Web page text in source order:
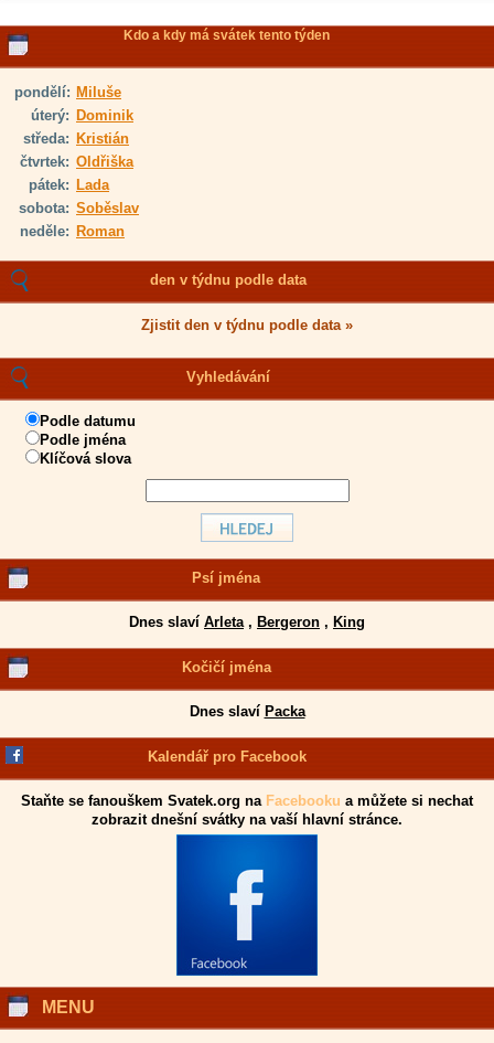
Kdo a kdy má svátek tento týden
pondělí: Miluše
úterý: Dominik
středa: Kristián
čtvrtek: Oldřiška
pátek: Lada
sobota: Soběslav
neděle: Roman
den v týdnu podle data
Zjistit den v týdnu podle data »
Vyhledávání
Podle datumu
Podle jména
Klíčová slova
Psí jména
Dnes slaví Arleta, Bergeron , King
Kočičí jména
Dnes slaví Packa
Kalendář pro Facebook
Staňte se fanouškem Svatek.org na Facebooku a můžete si nechat
zobrazit dnešní svátky na vaší hlavní stránce.
MENU